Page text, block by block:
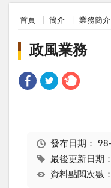
首頁 簡介 業務簡介
政風業務
發布日期：
最後更新日期
資料點閱次數